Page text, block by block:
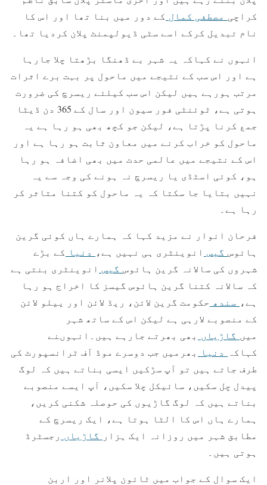
کراچی مصطفی کمال کے دور میں بنا تھا اور اس کا
نام تبدیل کرکے اسے سٹی ڈیولپمنٹ پلان کردیا تھا۔
انہوں نے کہاکہ یہ شہر بے ڈھنگا بڑھتا چلا جارہا
ہے اور اس سب کے نتیجے میں ماحول پر بہت برے اثرات
مرتب ہورہے ہیں لیکن اس سب کیلئے ریسرچ کی ضرورت
ہوتی ہے، ٹوئنٹی فور سیون اور سال کے 365 دن ڈیٹا
جمع کرنا پڑتا ہے، لیکن جو کچھ بھی ہو رہا ہے یہ
ماحول کو خراب کرنے میں معاون ثابت ہو رہا ہے اور
اس کے نتیجے میں عالمی حدت میں بھی اضافہ ہو رہا
ہو، کوئی اسٹڈی یا ریسرچ نہ ہونے کی وجہ سے یہ
نہیں بتایا جا سکتا کہ یہ ماحول کو کتنا متاثر کر
رہا ہے۔
فرحان انوار نے مزید کہا کہ ہمارے ہاں کوئی گرین
ہائوس گیس انوینٹری ہی نہیں ہے، دنیا کے بڑے
شہروں کی سالانہ گرین ہائوس گیس انوینٹری بنتی ہے
کہ سالانہ کتنا گرین ہائوس گیسز کا اخراج ہو رہا
ہے، سندھ حکومت گرین لائن، ریڈ لائن اور ییلو لائن
کے منصوبے لارہی ہے لیکن اس کے ساتھ شہر
میں گاڑیاں بھی بھرتے جارہے ہیں۔انہوںنے
کہاکہ
دنیا
بھرمیں جب دوسرے موڈ آف ٹرانسپورٹ کی
طرف جاتے ہیں تو آپ سڑکیں ایسی بناتے ہیں کہ لوگ
پیدل چل سکیں، سائیکل چلا سکیں، آپ ایسے منصوبے
بناتے ہیں کہ لوگ گاڑیوں کی حوصلہ شکنی کریں،
ہمارے ہاں اس کا الٹا ہوتا ہے، ایک ریسرچ کے
مطابق شہر میں روزانہ ایک ہزار گاڑیاں رجسٹرڈ
ہوتی ہیں۔
ایک سوال کے جواب میں ٹائون پلانر اور اربن